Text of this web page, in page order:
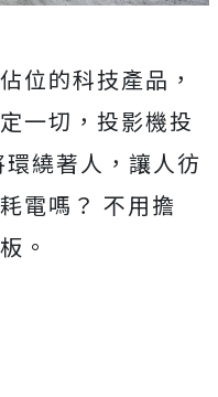
位的科技產品，
一切，投影機投
繞著人，讓人彷
電嗎？ 不用擔
。